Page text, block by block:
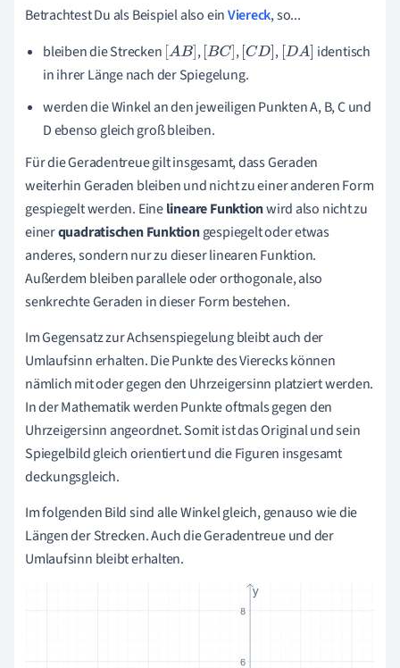
Betrachtest Du als Beispiel also einViereck, so...
bleiben die Strecken [AB] ,[BC] ,[CD] , [DA]
identisch
in ihrer Länge nach der Spiegelung.
werden die Winkel an den jeweiligen Punkten A, B, C und
D ebenso gleich groß bleiben.
Für die Geradentreue gilt insgesamt, dass Geraden
weiterhin Geraden bleiben und nicht zu einer anderen Form
gespiegelt werden. Einelineare Funktionwird also nicht zu
einerquadratischen Funktiongespiegelt oder etwas
anderes, sondern nur zu dieser linearen Funktion.
Außerdem bleiben parallele oder orthogonale, also
senkrechte Geraden in dieser Form bestehen.
Im Gegensatz zur Achsenspiegelung bleibt auch der
Umlaufsinn erhalten. Die Punkte des Vierecks können
nämlich mit oder gegen den Uhrzeigersinn platziert werden.
In der Mathematik werden Punkte oftmals gegen den
Uhrzeigersinn angeordnet. Somit ist das Original und sein
Spiegelbild gleich orientiert und die Figuren insgesamt
deckungsgleich.
Im folgenden Bild sind alle Winkel gleich, genauso wie die
Längen der Strecken. Auch die Geradentreue und der
Umlaufsinn bleibt erhalten.